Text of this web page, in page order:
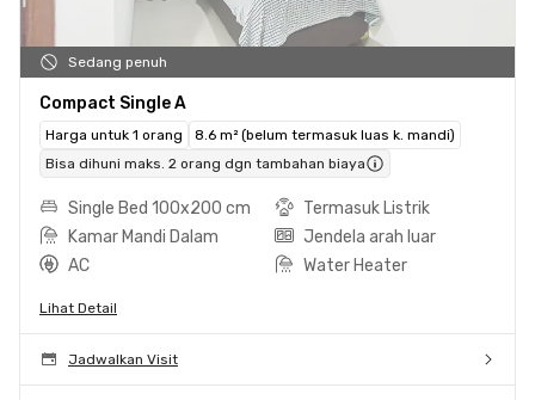
Sedang penuh
Compact Single A
Harga untuk 1 orang
8.6 m² (belum termasuk luas k. mandi)
Bisa dihuni maks. 2 orang dgn tambahan biaya
Single Bed 100x200 cm
Termasuk Listrik
Kamar Mandi Dalam
Jendela arah luar
AC
Water Heater
Lihat Detail
Jadwalkan Visit